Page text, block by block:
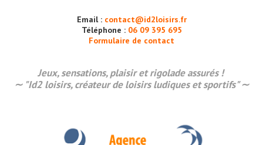
Email : contact@id2loisirs.fr
Téléphone : 06 09 395 695
Formulaire de contact
Jeux, sensations,plaisiret rigolade assurés !
∼ "Id2 loisirs, créateur de loisirs ludiques et sportifs" ∼